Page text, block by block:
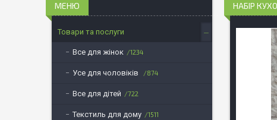
НАБІР
Товари та послуги
Все для жінок 1234
Усе для чоловіків 874
Все для дітей 722
Текстиль для дому 1511